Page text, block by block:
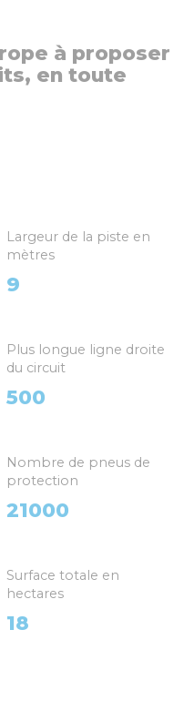
à proposer
en toute
Largeur de la piste en
mètres
9
Plus longue ligne droite
du circuit
500
Nombre de pneus de
protection
21000
Surface totale en
hectares
18